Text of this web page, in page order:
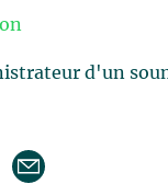
d'un